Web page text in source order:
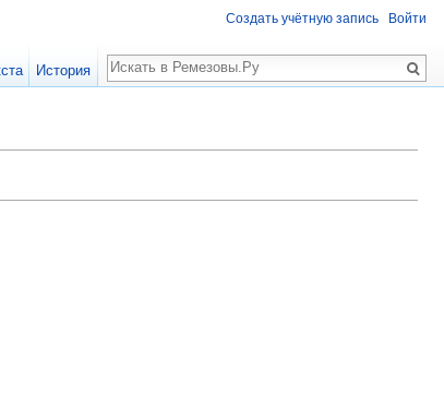
Создать учётную запись Войти
История
Поиск